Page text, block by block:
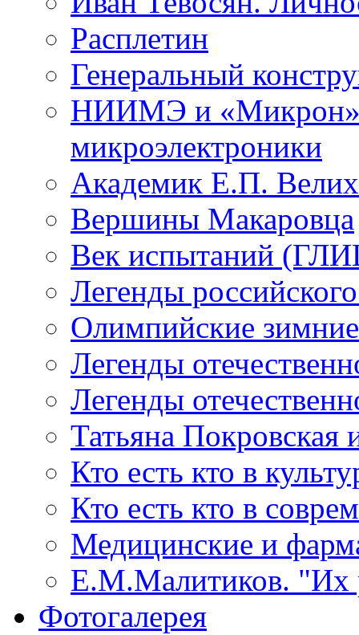
Расплетин
Генеральный
НИИМЭ и «Микрон»
микроэлектроники
Академик Е.П.
Вершины Макаровца
Век испытаний
Легенды
Олимпийские
Легенды
Легенды
Татьяна Покровская
Кто есть кто в
Кто есть кто в
Медицинские и
Е.М.Малитиков. "Их
Фотогалерея